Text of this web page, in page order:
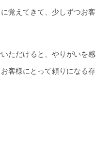
覚えてきて、少しずつお客
ただけると、やりがいを感
客様にとって頼りになる存